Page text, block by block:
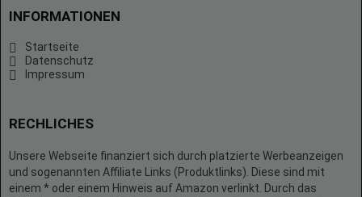
INFORMATIONEN
Startseite
Datenschutz
Impressum
RECHLICHES
Unsere Webseite finanziert sich durch platzierte Werbeanzeigen
und sogenannten Affiliate Links (Produktlinks). Diese sind mit
einem * oder einem Hinweis auf Amazon verlinkt. Durch das